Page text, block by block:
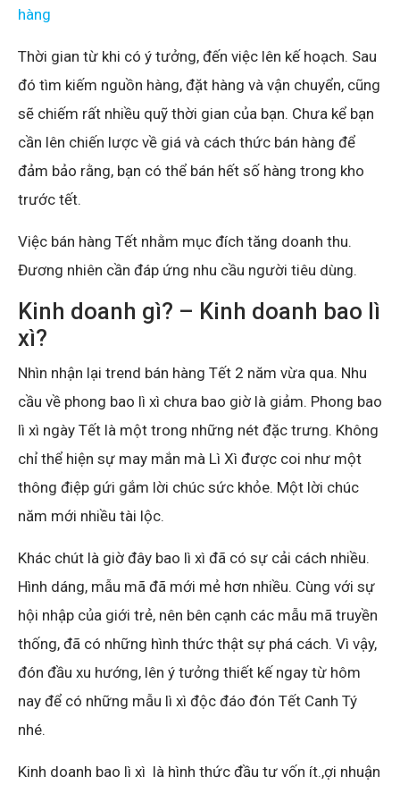
hàng
Thời gian từ khi có ý tưởng, đến việc lên kế hoạch. Sau
đó tìm kiếm nguồn hàng, đặt hàng và vận chuyển, cũng
sẽ chiếm rất nhiều quỹ thời gian của bạn. Chưa kể bạn
cần lên chiến lược về giá và cách thức bán hàng để
đảm bảo rằng, bạn có thể bán hết số hàng trong kho
trước tết.
Việc bán hàng Tết nhằm mục đích tăng doanh thu.
Đương nhiên cần đáp ứng nhu cầu người tiêu dùng.
Kinh doanh gì? – Kinh doanh bao lì
xì?
Nhìn nhận lại trend bán hàng Tết 2 năm vừa qua. Nhu
cầu về phong bao lì xì chưa bao giờ là giảm. Phong bao
lì xì ngày Tết là một trong những nét đặc trưng. Không
chỉ thể hiện sự may mắn mà Lì Xì được coi như một
thông điệp gứi gắm lời chúc sức khỏe. Một lời chúc
năm mới nhiều tài lộc.
Khác chút là giờ đây bao lì xì đã có sự cải cách nhiều.
Hình dáng, mẫu mã đã mới mẻ hơn nhiều. Cùng với sự
hội nhập của giới trẻ, nên bên cạnh các mẫu mã truyền
thống, đã có những hình thức thật sự phá cách. Vì vậy,
đón đầu xu hướng, lên ý tưởng thiết kế ngay từ hôm
nay để có những mẫu lì xì độc đáo đón Tết Canh Tý
nhé.
Kinh doanh bao lì xì là hình thức đầu tư vốn ít.,ợi nhuận